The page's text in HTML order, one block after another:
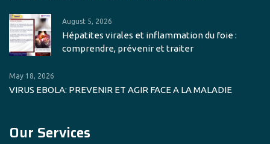
August 5, 2026
Hépatites virales et inflammation du foie :
comprendre, prévenir et traiter
May 18, 2026
VIRUS EBOLA: PREVENIR ET AGIR FACE A LA MALADIE
Our Services